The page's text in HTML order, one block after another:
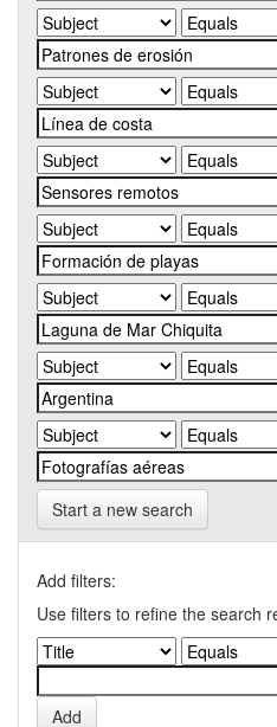
Start a new search
Add filters:
Use filters to refine the search